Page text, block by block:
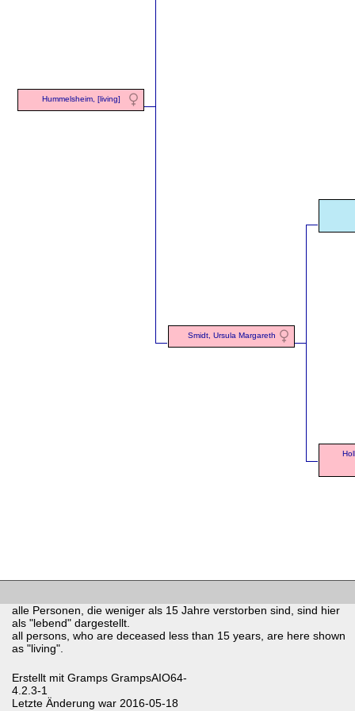
Hummelsheim, [living]
Smidt, Ursula Margareth
alle Personen, die weniger als 15 Jahre verstorben sind, sind hier
als "lebend" dargestellt.
all persons, who are deceased less than 15 years, are here shown
as "living".
Erstellt mit Gramps GrampsAIO64-
4.2.3-1
Letzte Änderung war 2016-05-18